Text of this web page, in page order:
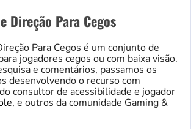
Direção Para Cegos
Para Cegos é um conjunto de
jogadores cegos ou com baixa visão.
e comentários, passamos os
desenvolvendo o recurso com
consultor de acessibilidade e jogador
, e outros da comunidade Gaming &